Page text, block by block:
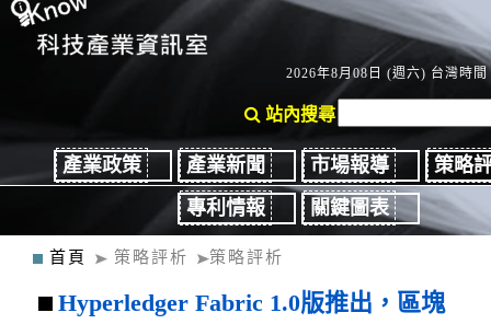
2026年8月08日 (週六) 台灣時間
站內搜尋
產業政策 產業新聞 市場報導
策略
專利情報
關鍵圖表
首頁 策略評析 策略評析
Hyperledger Fabric 1.0版推出，區塊